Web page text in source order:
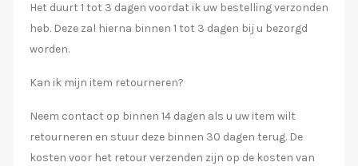
Het duurt 1 tot 3 dagen voordat ik uw bestelling verzonden
heb. Deze zal hierna binnen 1 tot 3 dagen bij u bezorgd
worden.
Kan ik mijn item retourneren?
Neem contact op binnen 14 dagen als u uw item wilt
retourneren en stuur deze binnen 30 dagen terug. De
kosten voor het retour verzenden zijn op de kosten van